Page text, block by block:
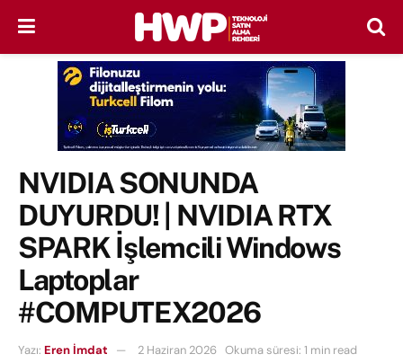
NVIDIA SONUNDA
DUYURDU! | NVIDIA RTX
SPARK İşlemcili Windows
Laptoplar
#COMPUTEX2026
Yazı: Eren İmdat 2 Haziran 2026 Okuma süresi: 1 min read